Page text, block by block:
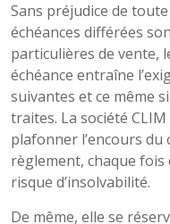
Sans préjudice de
échéances différées
particulières de vente,
échéance entraîne
suivantes et ce même
traites. La société
plafonner l’encours du
règlement, chaque fois
risque d’insolvabilité.
De même, elle se